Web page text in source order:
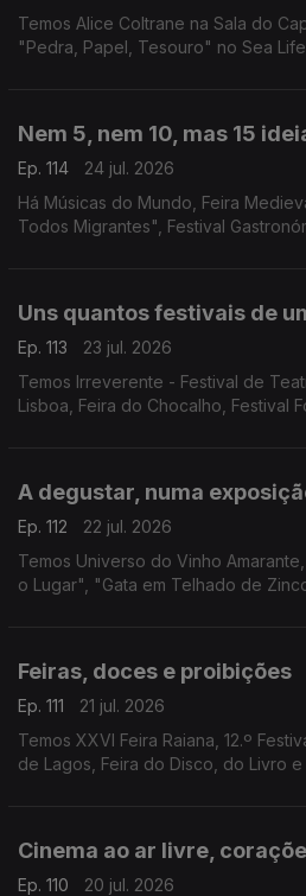
Temos Alice Coltrane na Sala do
"Pedra, Papel, Tesouro" no Sea
Nem 5, nem 10, mas 15
Ep. 114
24 jul. 2026
Há Músicas do Mundo, Feira
Todos Migrantes", Festival
Uns quantos festivais de
Ep. 113
23 jul. 2026
Temos Irreverente - Festival de
Lisboa, Feira do Chocalho, Festival
A degustar, numa
Ep. 112
22 jul. 2026
Temos Universo do Vinho
o Lugar", "Gata em Telhado de
Feiras, doces e proibições
Ep. 111
21 jul. 2026
Temos XXVI Feira Raiana, 12.º
de Lagos, Feira do Disco, do Livro
Cinema ao ar livre,
Ep. 110
20 jul. 2026